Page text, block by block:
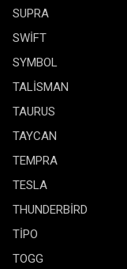
SUPRA
SWİFT
SYMBOL
TALİSMAN
TAURUS
TAYCAN
TEMPRA
TESLA
THUNDERBİRD
TİPO
TOGG